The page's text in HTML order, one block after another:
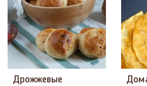
Дрожжевые